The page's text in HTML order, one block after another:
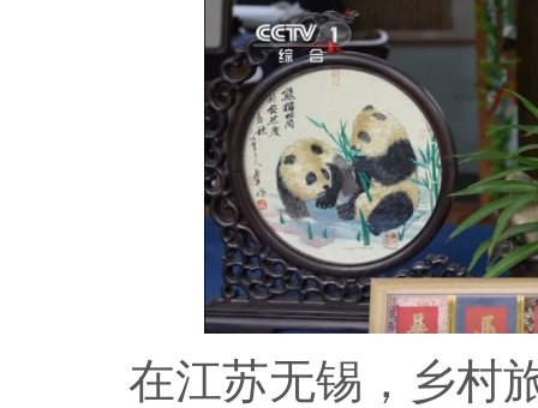
在江苏无锡，乡村旅